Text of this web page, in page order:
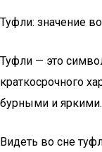
Туфли: значение
Туфли — это
краткосрочного
бурными и яркими.
Видеть во сне